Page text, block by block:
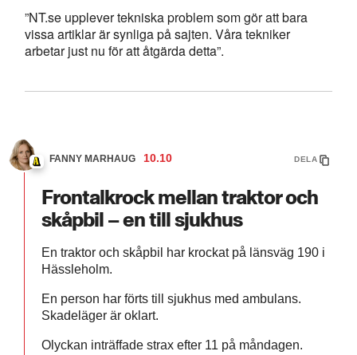
”NT.se upplever tekniska problem som gör att bara
vissa artiklar är synliga på sajten. Våra tekniker
arbetar just nu för att åtgärda detta”.
FANNY MARHAUG 10.10 DELA
Frontalkrock mellan traktor och
skåpbil – en till sjukhus
En traktor och skåpbil har krockat på länsväg 190 i
Hässleholm.
En person har förts till sjukhus med ambulans.
Skadeläger är oklart.
Olyckan inträffade strax efter 11 på måndagen.